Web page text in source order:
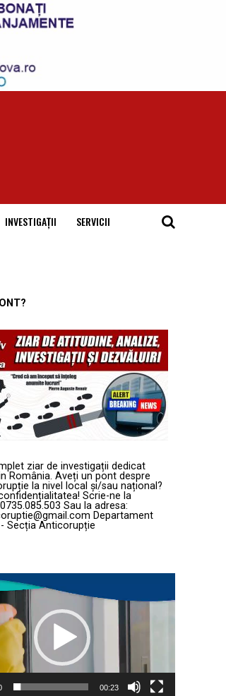
INVESTIGAȚII SERVICII
ziar de investigații dedicat
România. Aveți un pont despre
la nivel local și/sau național?
Scrie-ne la
Sau la adresa:
Departament
Secția Anticorupție
00:23